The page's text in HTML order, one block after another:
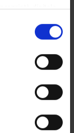
digitale
in qualsiasi
o facendo clic
posizione
di qualche
di piante madri